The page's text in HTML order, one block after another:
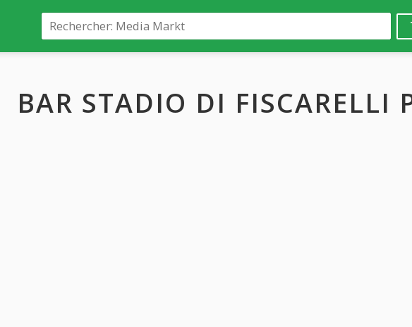
BAR STADIO DI FISCARELLI